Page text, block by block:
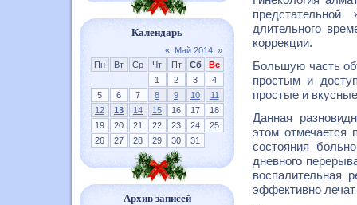
Календарь
« Май 2014 »
Пн
Вт Ср Чт Пт Сб
Вс
1
2 3
4
5
6 7 8 9 10
11
12
13 14 15 16 17
18
19
20 21 22 23 24
25
26
27 28 29 30 31
Архив записей
длительного
коррекции.
Большую часть
простым и
простые и
Данная
этом отмечается
состояния
дневного
воспалительная
эффективно